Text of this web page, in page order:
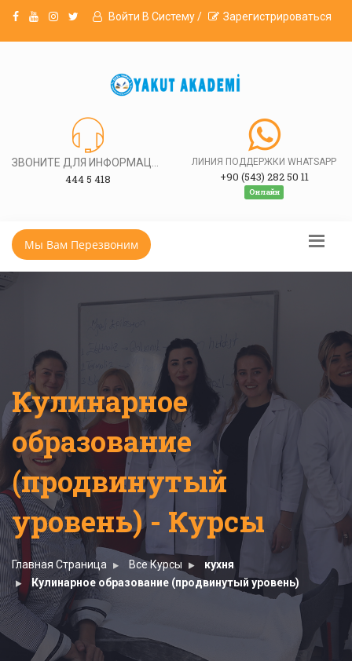
Войти В Систему / Зарегистрироваться
444 5 418
ЛИНИЯ ПОДДЕРЖКИ WHATSAPP
+90 (543) 282 50 11
Онлайн
Мы Вам Перезвоним
Кулинарное
образование
(продвинутый
уровень) - Курсы
Главная Страница Все Курсы
кухня
Кулинарное образование (продвинутый уровень)